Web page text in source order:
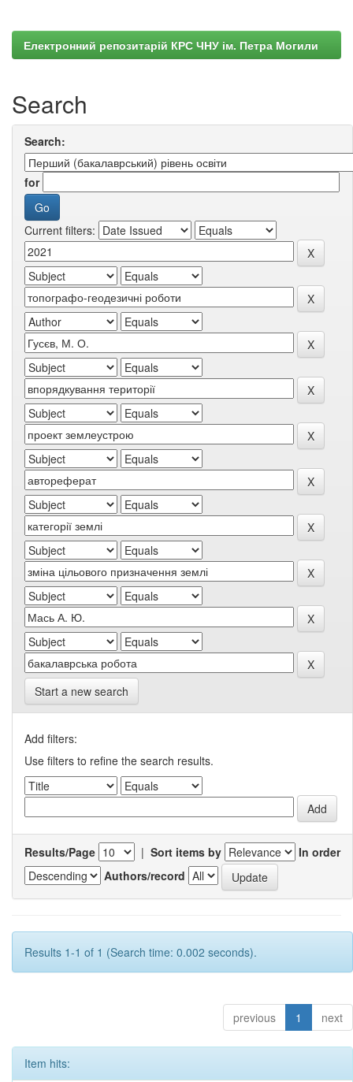
Електронний репозитарій КРС ЧНУ ім. Петра Могили
Search
Search:
for
Current filters:
Start a new search
Add filters:
Use filters to refine the search results.
Results/Page | Sort items by
In order
Authors/record
Results 1-1 of 1 (Search time: 0.002 seconds).
previous 1 next
Item hits: